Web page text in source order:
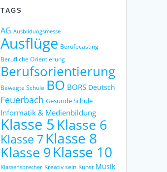
TAGS
AG Ausbildungsmesse
Ausflüge Berufecasting
Berufliche Orientierung
Berufsorientierung
Bewegte Schule BO BORS Deutsch
Feuerbach Gesunde Schule
Informatik & Medienbildung
Klasse 5 Klasse 6
Klasse 7 Klasse 8
Klasse 9Klasse 10
Klassensprecher Kreativ sein Kunst Musik